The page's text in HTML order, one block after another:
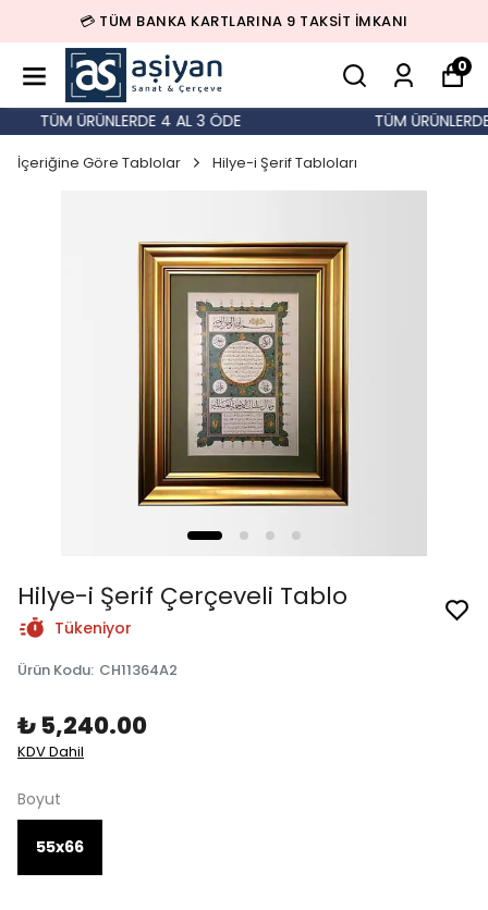
💳 TÜM BANKA KARTLARINA 9 TAKSİT İMKANI
0
TÜM ÜRÜNLERDE 4 AL 3 ÖDE TÜM
İçeriğine Göre Tablolar Hilye-i Şerif Tabloları
Hilye-i Şerif Çerçeveli Tablo
Tükeniyor
Ürün Kodu: CH11364A2
₺ 5,240.00
KDV Dahil
Boyut
55x66